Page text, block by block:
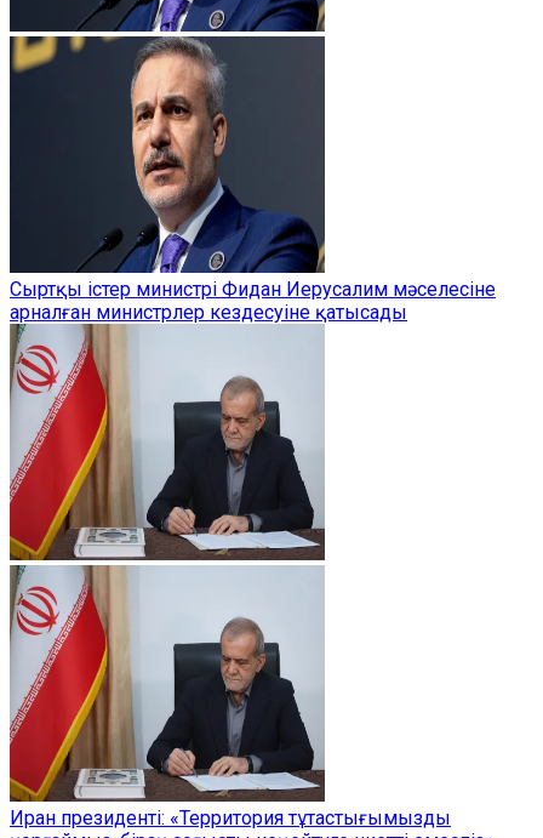
Сыртқы істер министрі Фидан Иерусалим мәселесіне
арналған министрлер кездесуіне қатысады
Иран президенті: «Территория тұтастығымызды